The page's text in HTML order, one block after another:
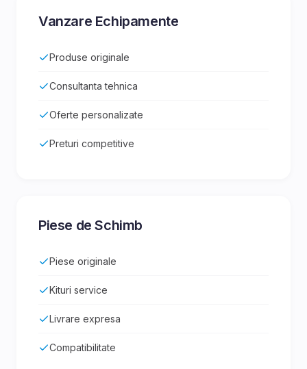
Vanzare Echipamente
Produse originale
Consultanta tehnica
Oferte personalizate
Preturi competitive
Piese de Schimb
Piese originale
Kituri service
Livrare expresa
Compatibilitate